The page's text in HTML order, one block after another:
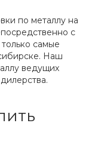
по металлу на
с
самые
Наш
ведущих